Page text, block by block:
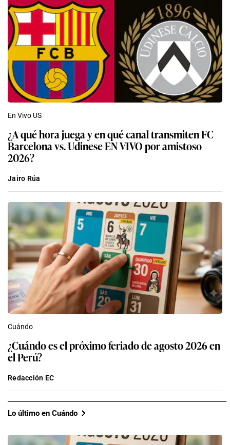
En Vivo US
¿A qué hora juega y en qué canal transmiten FC
Barcelona vs. Udinese EN VIVO por amistoso
2026?
Jairo Rúa
Cuándo
¿Cuándo es el próximo feriado de agosto 2026 en
el Perú?
Redacción EC
Lo último en Cuándo